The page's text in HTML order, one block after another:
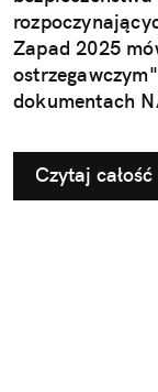
Zapad 2025
dokumentach
Czytaj całość